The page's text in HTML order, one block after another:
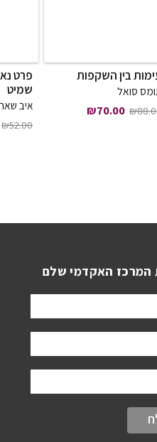
בין השקפות
סואל
₪ המחיר המקורי היה: ₪88.00.
₪70.00 המחיר הנוכחי הוא: ₪70.00.
פרט
שמיט
איב
₪52.00
המרכז האקדמי שלם